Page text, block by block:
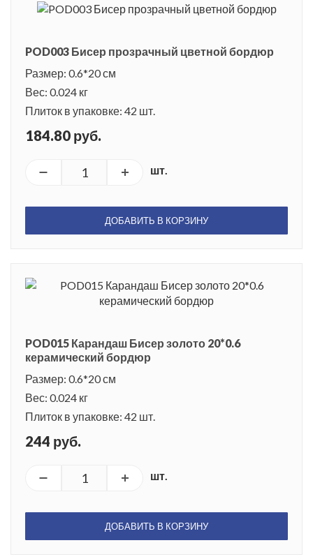
POD003 Бисер прозрачный цветной бордюр
Размер: 0.6*20 см
Вес: 0.024 кг
Плиток в упаковке: 42 шт.
184.80 руб.
шт.
ДОБАВИТЬ В КОРЗИНУ
POD015 Карандаш Бисер золото 20*0.6
керамический бордюр
Размер: 0.6*20 см
Вес: 0.024 кг
Плиток в упаковке: 42 шт.
244 руб.
шт.
ДОБАВИТЬ В КОРЗИНУ